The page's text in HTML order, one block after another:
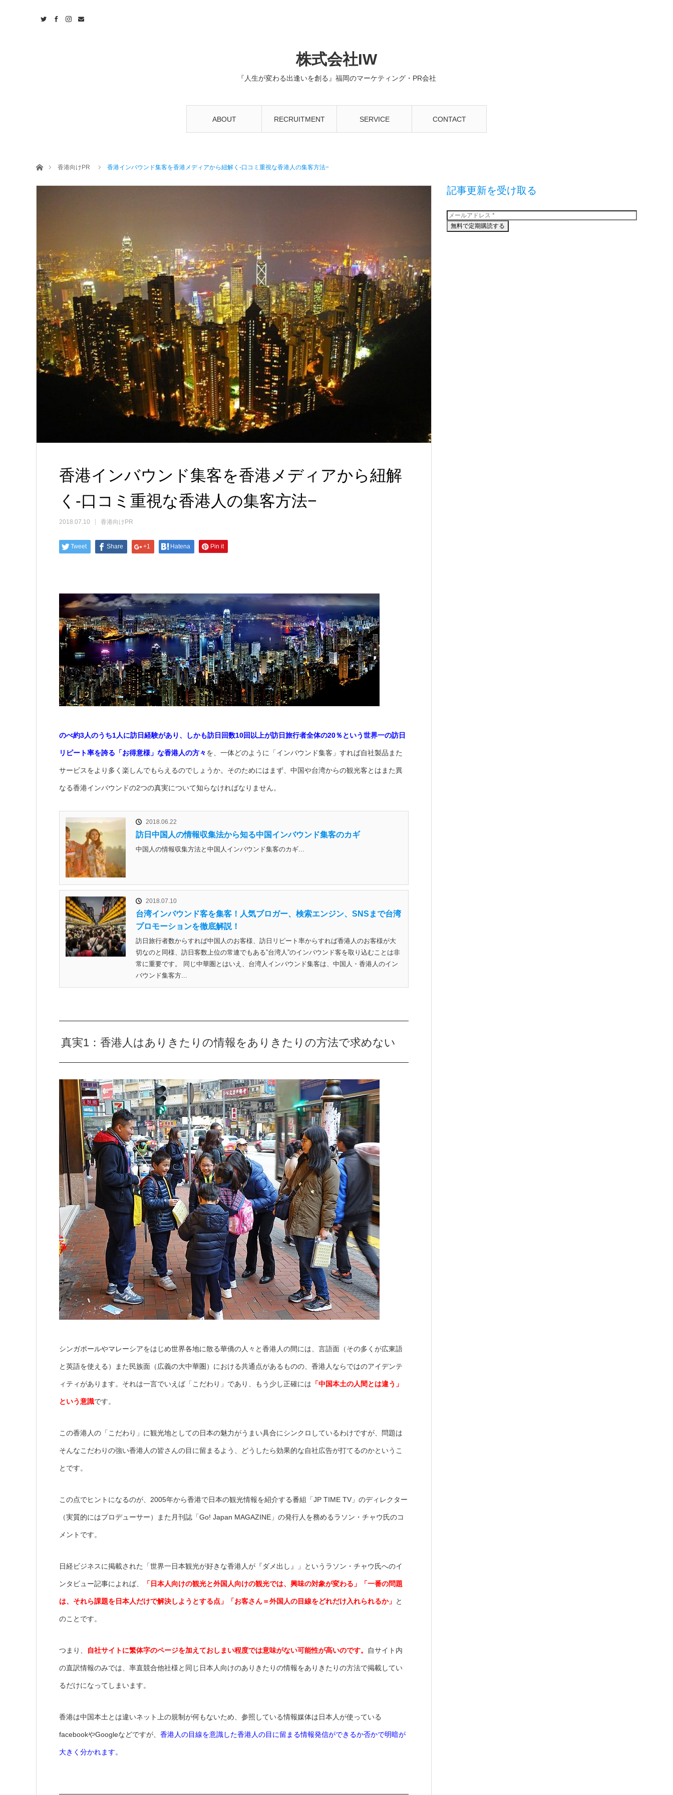
株式会社IW
『人生が変わる出逢いを創る』福岡のマーケティング・PR会社
ABOUT RECRUITMENT SERVICE CONTACT
ホーム香港向けPR 香港インバウンド集客を香港メディアから紐解く-口コミ重視な香港人の集客方法−
香港インバウンド集客を香港メディアから紐解
く-口コミ重視な香港人の集客方法−
2018.07.10 香港向けPR
Tweet Share +1 Hatena Pin it
のべ約3人のうち1人に訪日経験があり、しかも訪日回数10回以上が訪日旅行者全体の20％という世界一の訪日
リピート率を誇る「お得意様」な香港人の方々を、一体どのように「インバウンド集客」すれば自社製品また
サービスをより多く楽しんでもらえるのでしょうか。そのためにはまず、中国や台湾からの観光客とはまた異
なる香港インバウンドの2つの真実について知らなければなりません。
2018.06.22
訪日中国人の情報収集法から知る中国インバウンド集客のカギ
中国人の情報収集方法と中国人インバウンド集客のカギ...
2018.07.10
台湾インバウンド客を集客！人気ブロガー、検索エンジン、SNSまで台湾
プロモーションを徹底解説！
訪日旅行者数からすれば中国人のお客様、訪日リピート率からすれば香港人のお客様が大
切なのと同様、訪日客数上位の常連でもある”台湾人”のインバウンド客を取り込むことは非
常に重要です。 同じ中華圏とはいえ、台湾人インバウンド集客は、中国人・香港人のイン
バウンド集客方...
真実1：香港人はありきたりの情報をありきたりの方法で求めない
シンガポールやマレーシアをはじめ世界各地に散る華僑の人々と香港人の間には、言語面（その多くが広東語
と英語を使える）また民族面（広義の大中華圏）における共通点があるものの、香港人ならではのアイデンテ
ィティがあります。それは一言でいえば「こだわり」であり、もう少し正確には 「中国本土の人間とは違う」
という意識です。
この香港人の「こだわり」に観光地としての日本の魅力がうまい具合にシンクロしているわけですが、問題は
そんなこだわりの強い香港人の皆さんの目に留まるよう、どうしたら効果的な自社広告が打てるのかというこ
とです。
この点でヒントになるのが、2005年から香港で日本の観光情報を紹介する番組「JP TIME TV」のディレクター
（実質的にはプロデューサー）また月刊誌「Go! Japan MAGAZINE」の発行人を務めるラソン・チャウ氏のコ
メントです。
日経ビジネスに掲載された「世界一日本観光が好きな香港人が『ダメ出し』」というラソン・チャウ氏へのイ
ンタビュー記事によれば、 「日本人向けの観光と外国人向けの観光では、興味の対象が変わる」「一番の問題
は、それら課題を日本人だけで解決しようとする点」「お客さん＝外国人の目線をどれだけ入れられるか」 と
のことです。
つまり、 自社サイトに繁体字のページを加えておしまい程度では意味がない可能性が高いのです。 自サイト内
の直訳情報のみでは、率直競合他社様と同じ日本人向けのありきたりの情報をありきたりの方法で掲載してい
るだけになってしまいます。
香港は中国本土とは違いネット上の規制が何もないため、参照している情報媒体は日本人が使っている
facebookやGoogleなどですが、 香港人の目線を意識した香港人の目に留まる情報発信ができるか否かで明暗が
大きく分かれます。
記事更新を受け取る